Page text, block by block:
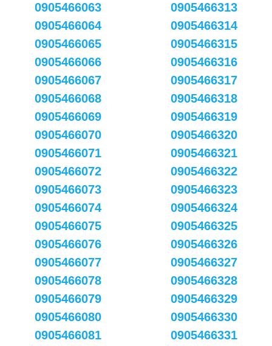
0905466063
0905466064
0905466065
0905466066
0905466067
0905466068
0905466069
0905466070
0905466071
0905466072
0905466073
0905466074
0905466075
0905466076
0905466077
0905466078
0905466079
0905466080
0905466081
0905466313
0905466314
0905466315
0905466316
0905466317
0905466318
0905466319
0905466320
0905466321
0905466322
0905466323
0905466324
0905466325
0905466326
0905466327
0905466328
0905466329
0905466330
0905466331